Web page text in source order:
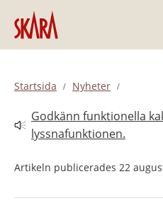
Hoppa till innehåll
Startsida Nyheter
Godkänn funktionella
lyssnafunktionen.
Länk till annan webbplats.
Artikeln publicerades 22